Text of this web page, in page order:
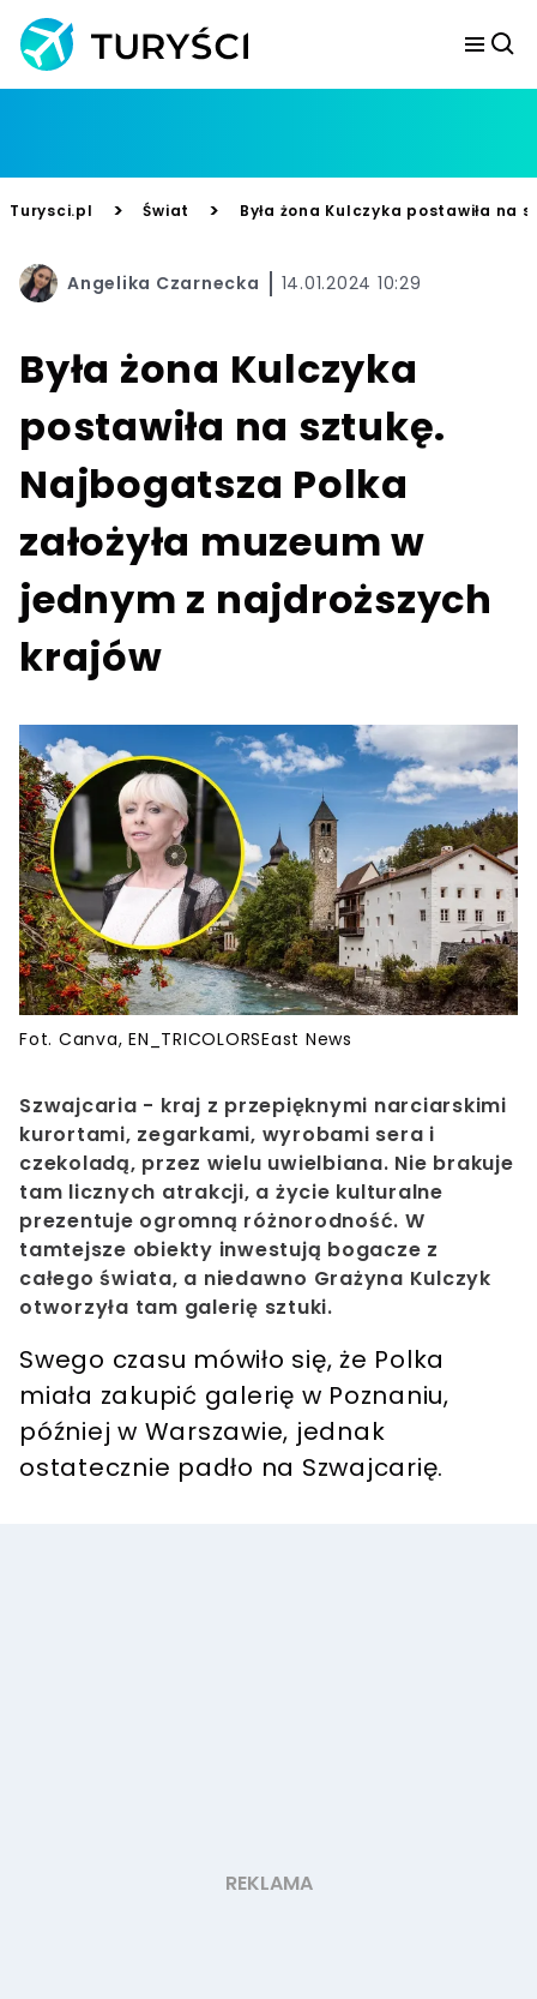
Turysci.pl > Świat > Była żona Kulczyka postawiła na
Angelika Czarnecka 14.01.2024 10:29
Była żona Kulczyka
postawiła na sztukę.
Najbogatsza Polka
założyła muzeum w
jednym z najdroższych
krajów
Fot. Canva, EN_TRICOLORSEast News
Szwajcaria - kraj z przepięknymi narciarskimi
kurortami, zegarkami, wyrobami sera i
czekoladą, przez wielu uwielbiana. Nie brakuje
tam licznych atrakcji, a życie kulturalne
prezentuje ogromną różnorodność. W
tamtejsze obiekty inwestują bogacze z
całego świata, a niedawno Grażyna Kulczyk
otworzyła tam galerię sztuki.
Swego czasu mówiło się, że Polka
miała zakupić galerię w Poznaniu,
później w Warszawie, jednak
ostatecznie padło na Szwajcarię.